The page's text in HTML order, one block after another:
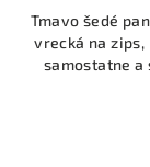
Tmavo šedé
vrecká na zips,
samostatne a